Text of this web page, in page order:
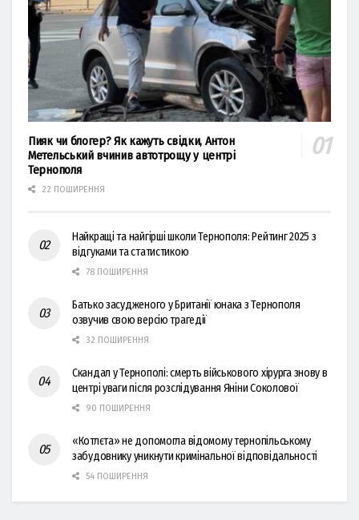
Пияк чи блогер? Як кажуть свідки, Антон
Метельський вчинив автотрощу у центрі
Тернополя
22 ПОШИРЕННЯ
Найкращі та найгірші школи Тернополя: Рейтинг 2025 з
відгуками та статистикою
78 ПОШИРЕННЯ
Батько засудженого у Британії юнака з Тернополя
озвучив свою версію трагедії
32 ПОШИРЕННЯ
Скандал у Тернополі: смерть військового хірурга знову в
центрі уваги після розслідування Яніни Соколової
90 ПОШИРЕННЯ
«Котлєта» не допомогла відомому тернопільському
забудовнику уникнути кримінальної відповідальності
54 ПОШИРЕННЯ